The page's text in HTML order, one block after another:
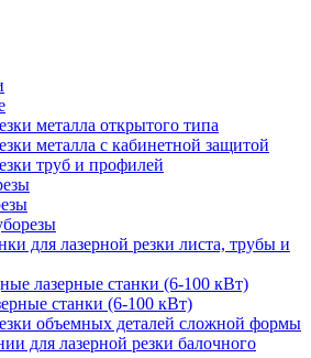
металла открытого типа
металла с кабинетной защитой
труб и профилей
для лазерной резки листа, трубы и
лазерные станки (6-100 кВт)
станки (6-100 кВт)
объемных деталей сложной формы
для лазерной резки балочного